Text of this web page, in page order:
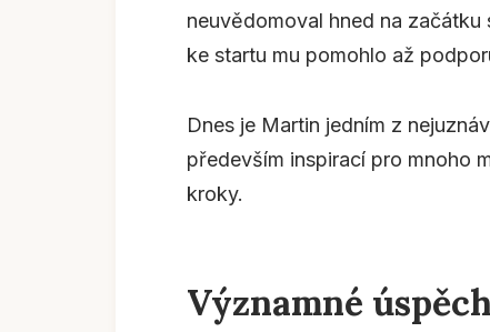
neuvědomoval hned na
ke startu mu pomohlo až
Dnes je Martin jedním z
především inspirací pro mnoho
kroky.
Významné